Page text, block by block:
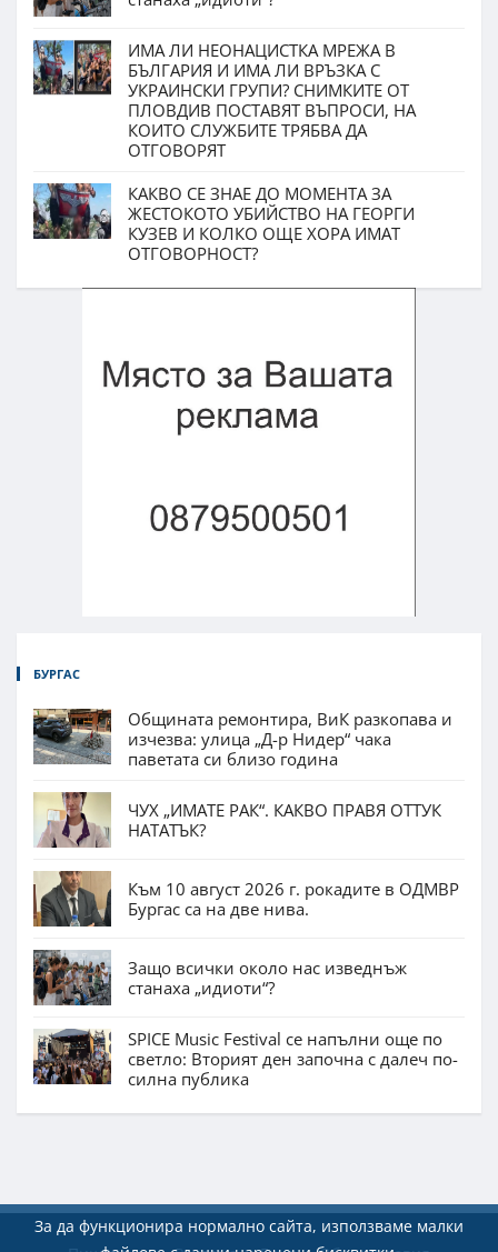
ИМА ЛИ НЕОНАЦИСТКА МРЕЖА В
БЪЛГАРИЯ И ИМА ЛИ ВРЪЗКА С
УКРАИНСКИ ГРУПИ? СНИМКИТЕ ОТ
ПЛОВДИВ ПОСТАВЯТ ВЪПРОСИ, НА
КОИТО СЛУЖБИТЕ ТРЯБВА ДА
ОТГОВОРЯТ
КАКВО СЕ ЗНАЕ ДО МОМЕНТА ЗА
ЖЕСТОКОТО УБИЙСТВО НА ГЕОРГИ
КУЗЕВ И КОЛКО ОЩЕ ХОРА ИМАТ
ОТГОВОРНОСТ?
БУРГАС
Общината ремонтира, ВиК разкопава и
изчезва: улица „Д-р Нидер“ чака
паветата си близо година
ЧУХ „ИМАТЕ РАК“. КАКВО ПРАВЯ ОТТУК
НАТАТЪК?
Към 10 август 2026 г. рокадите в ОДМВР
Бургас са на две нива.
Защо всички около нас изведнъж
станаха „идиоти“?
SPICE Music Festival се напълни още по
светло: Вторият ден започна с далеч по-
силна публика
За да функционира нормално сайта, използваме малки